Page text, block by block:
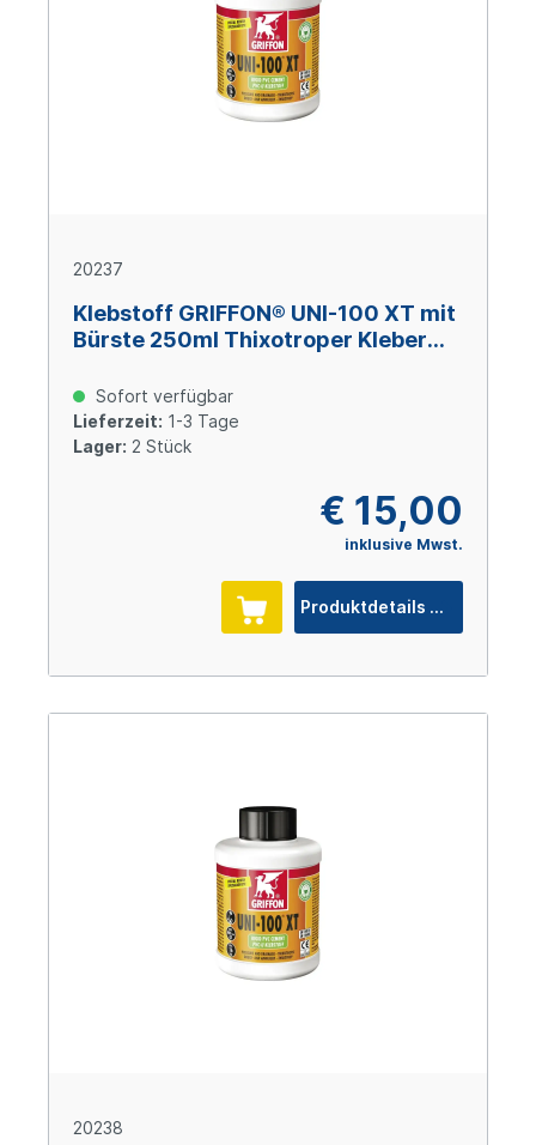
20237
Klebstoff GRIFFON® UNI-100 XT mit
Bürste 250ml Thixotroper Kleber
Sofort verfügbar
Lieferzeit: 1-3 Tage
Lager: 2 Stück
€ 15,00
inklusive Mwst.
Produktdetails
20238